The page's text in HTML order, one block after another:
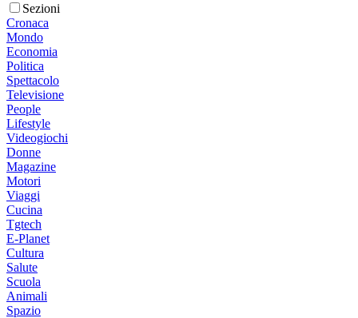
Sezioni
Cronaca
Mondo
Economia
Politica
Spettacolo
Televisione
People
Lifestyle
Videogiochi
Donne
Magazine
Motori
Viaggi
Cucina
Tgtech
E-Planet
Cultura
Salute
Scuola
Animali
Spazio